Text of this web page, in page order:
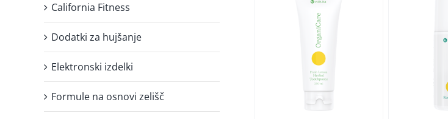
California Fitness
Dodatki za hujšanje
Elektronski izdelki
Formule na osnovi zelišč